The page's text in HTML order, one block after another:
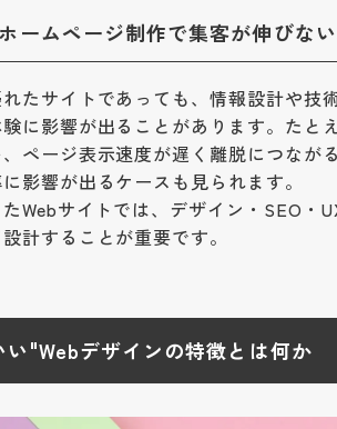
ームページ制作で集客が伸びな
たサイトであっても、情報設計や技
に影響が出ることがあります。たと
ページ表示速度が遅く離脱につなが
影響が出るケースも見られます。
Webサイトでは、デザイン・SEO・
計することが重要です。
い"Webデザインの特徴とは何か